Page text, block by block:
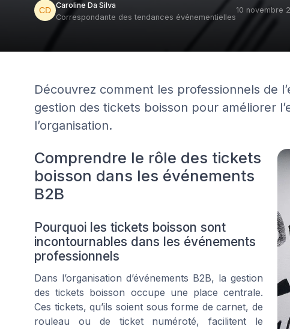
Caroline Da Silva
Correspondante des tendances événementielles
10 novembre
Découvrez comment les professionnels de
gestion des tickets boisson pour améliorer
l’organisation.
Comprendre le rôle des tickets
boisson dans les événements
B2B
Pourquoi les tickets boisson sont
incontournables dans les événements
professionnels
Dans l’organisation d’événements B2B, la gestion
des tickets boisson occupe une place centrale.
Ces tickets, qu’ils soient sous forme de carnet, de
rouleau ou de ticket numéroté, facilitent le